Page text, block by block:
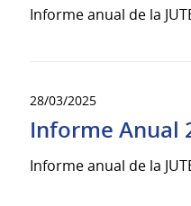
Informe anual de la
28/03/2025
Informe Anual
Informe anual de la